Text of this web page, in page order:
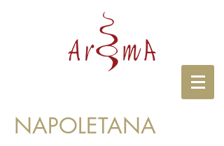
NAPOLETANA